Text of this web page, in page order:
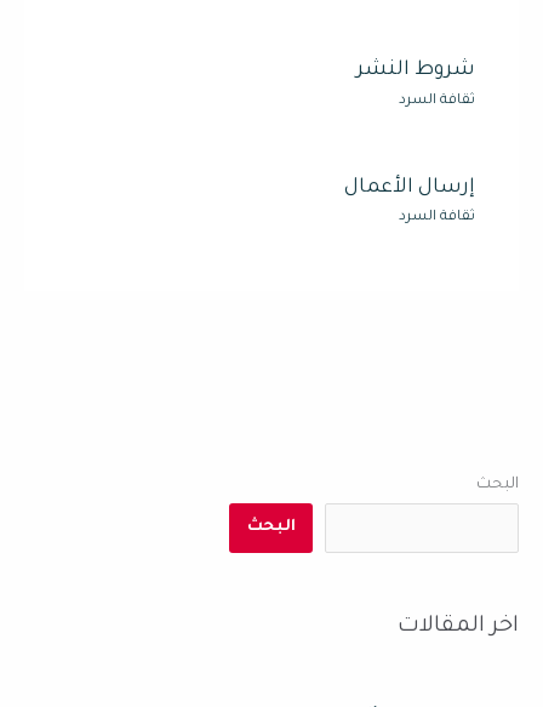
شروط النشر
ثقافة السرد
إرسال الأعمال
ثقافة السرد
البحث
البحث
اخر المقالات